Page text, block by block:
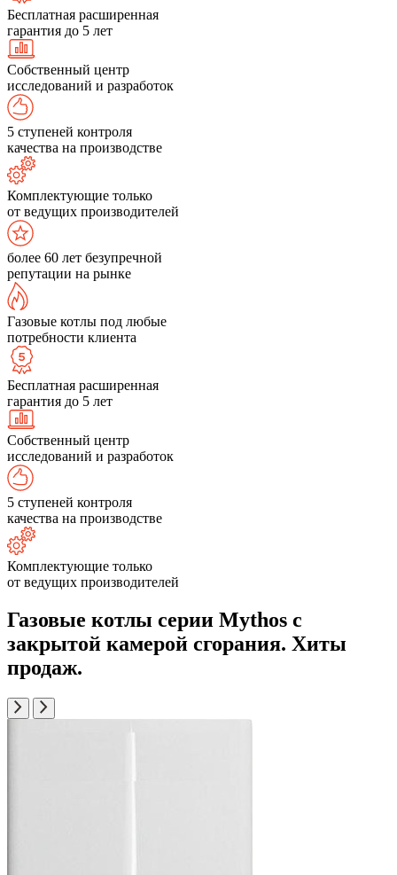
Бесплатная расширенная
гарантия до 5 лет
Собственный центр
исследований и разработок
5 ступеней контроля
качества на производстве
Комплектующие только
от ведущих производителей
более 60 лет безупречной
репутации на рынке
Газовые котлы под любые
потребности клиента
Бесплатная расширенная
гарантия до 5 лет
Собственный центр
исследований и разработок
5 ступеней контроля
качества на производстве
Комплектующие только
от ведущих производителей
Газовые котлы серии Mythos с
закрытой камерой сгорания. Хиты
продаж.